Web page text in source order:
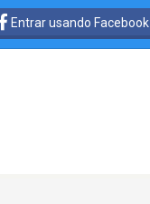
Entrar usando Facebook